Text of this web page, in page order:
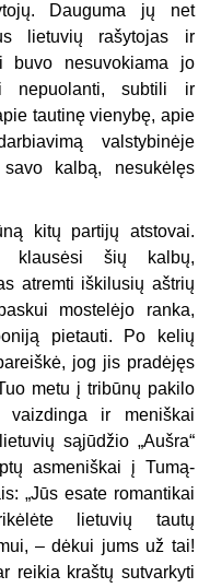
Dauguma jų net
lietuvių rašytojas ir
buvo nesuvokiama jo
nepuolanti, subtili ir
tautinę vienybę, apie
valstybinėje
kalbą, nesukėlęs
kitų partijų atstovai.
klausėsi šių kalbų,
atremti iškilusių aštrių
mostelėjo ranka,
pietauti. Po kelių
jog jis pradėjęs
metu į tribūnų pakilo
vaizdinga ir meniškai
sąjūdžio „Aušra“
asmeniškai į Tumą-
„Jūs esate romantikai
lietuvių tautų
– dėkui jums už tai!
reikia kraštų sutvarkyti